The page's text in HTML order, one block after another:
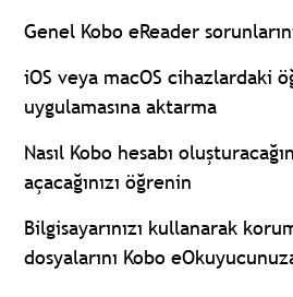
Genel Kobo eReader
iOS veya macOS cihazlardaki
uygulamasına aktarma
Nasıl Kobo hesabı
açacağınızı öğrenin
Bilgisayarınızı kullanarak
dosyalarını Kobo